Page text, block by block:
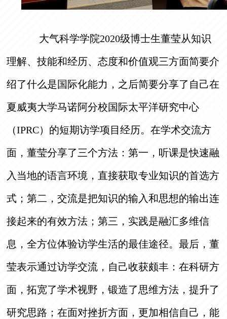
大气科学学院2020级博士生董莹从知识
理解、技能和经历、态度和价值观三方面简要介
绍了什么是国际化能力，之后简要分享了自己在
夏威夷大学马诺阿分校国际太平洋研究中心
（IPRC）的短期访学项目经历。在学术交流方
面，董莹分享了三个方法：第一，听课是快速融
入当地的语言环境，直接获取专业知识的首选方
式；第二，交流是把知识的输入和思想的输出连
接起来的有效方法；第三，实践是融汇多维信
息，全方位体验访学生活的最佳途径。最后，董
莹表示通过访学交流，自己收获颇丰：在科研方
面，拓宽了学术视野，锻造了思维方法，提升了
研究思路；在面对挫折方面，更加相信自己，能